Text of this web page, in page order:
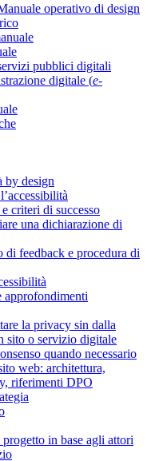
operativo di design
pubblici digitali
digitale (e-
by design
criteri di successo
una dichiarazione di
di feedback e procedura di
approfondimenti
la privacy sin dalla
sito o servizio digitale
quando necessario
web: architettura,
riferimenti DPO
in base agli attori